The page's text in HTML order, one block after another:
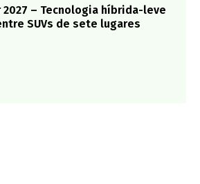
2027 – Tecnologia híbrida-leve
SUVs de sete lugares